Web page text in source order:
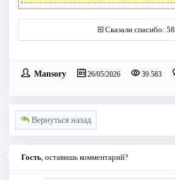
Сказали спасибо: 58
Mansory 26/05/2026 39 583
Вернуться назад
Гость , оставишь комментарий?